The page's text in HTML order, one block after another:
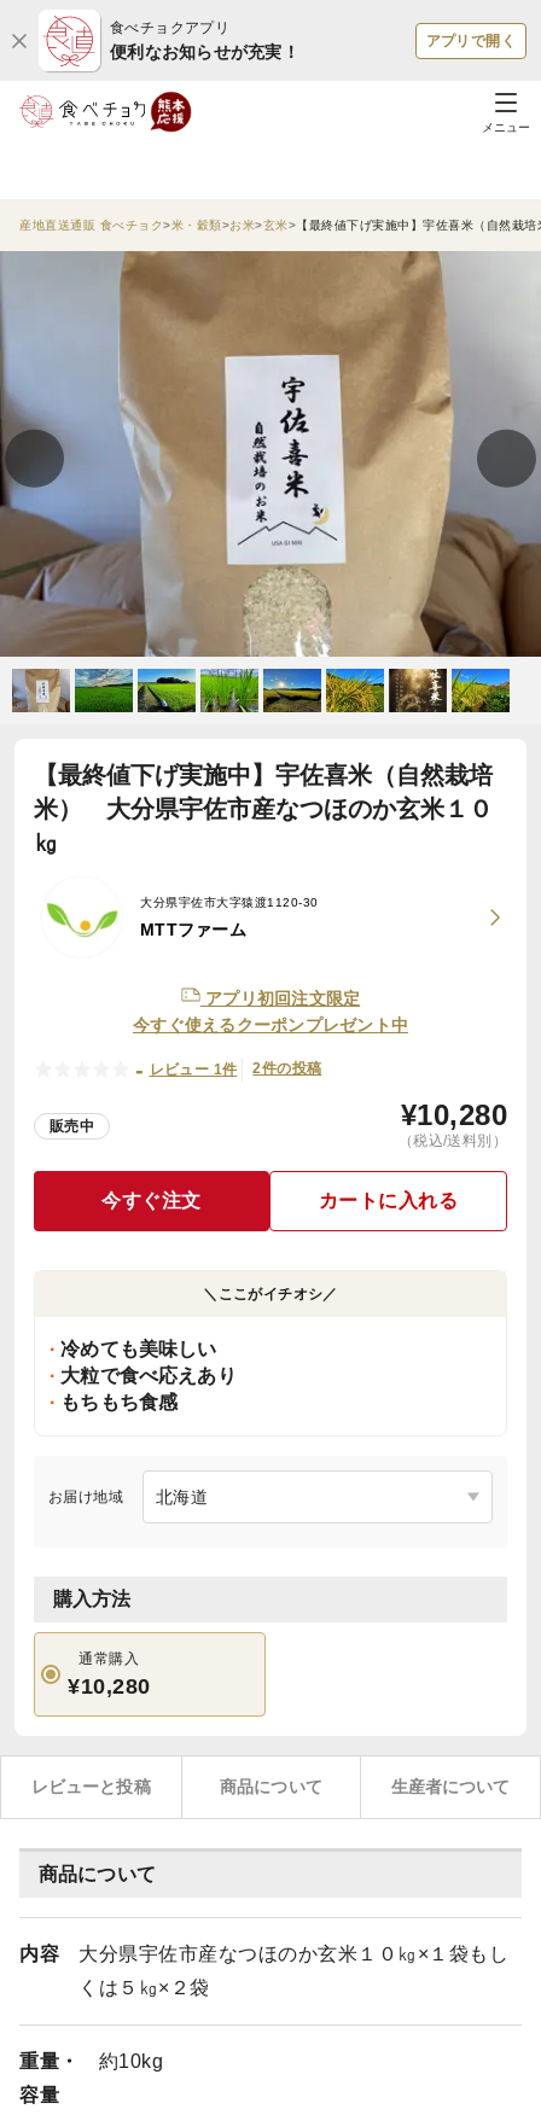
食べチョクアプリ
便利なお知らせが充実！
アプリで開く
メニュー
産地直送通販 食べチョク 米・穀類 お米 玄米 【最終値下げ実施中】宇佐喜米（自然栽
【最終値下げ実施中】宇佐喜米（自然栽培
米） 大分県宇佐市産なつほのか玄米１０
㎏
大分県宇佐市大字猿渡1120-30
MTTファーム
アプリ初回注文限定
今すぐ使えるクーポンプレゼント中
- レビュー 1件 2件の投稿
販売中 ¥10,280
（税込/送料別）
今すぐ注文 カートに入れる
＼ここがイチオシ／
冷めても美味しい
大粒で食べ応えあり
もちもち食感
お届け地域
購入方法
通常購入
¥10,280
レビューと投稿 商品について 生産者について
商品について
内容
大分県宇佐市産なつほのか玄米１０㎏×１袋もし
くは５㎏×２袋
重量・
容量
約10kg